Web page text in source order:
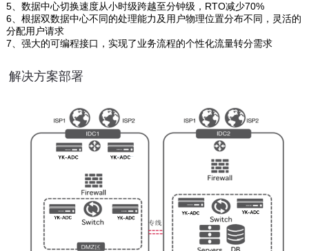
5、数据中心切换速度从小时级跨越至分钟级，RTO减少70%
6、根据双数据中心不同的处理能力及用户物理位置分布不同，灵活的
分配用户请求
7、强大的可编程接口，实现了业务流程的个性化流量转分需求
解决方案部署